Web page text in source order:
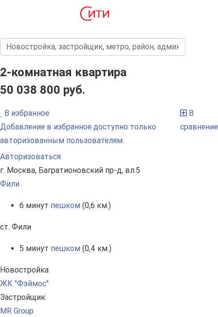
2-комнатная квартира
50 038 800 руб.
В избранное
Добавление в избранное доступно только
авторизованным пользователям.
Авторизоваться
В
сравнение
г. Москва, Багратионовский пр-д, вл.5
Фили
6 минут пешком (0,6 км.)
ст. Фили
5 минут пешком (0,4 км.)
Новостройка
ЖК "Фэймос"
Застройщик
MR Group